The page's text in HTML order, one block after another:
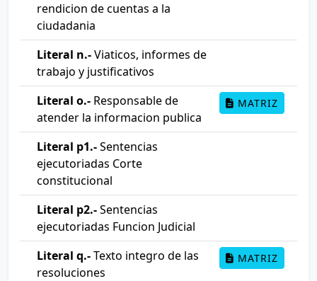
rendicion de cuentas a la
ciudadania
Literal n.-Viaticos, informes de
trabajo y justificativos
Literal o.- Responsable de
atender la informacion publica
MATRIZ
Literal p1.-Sentencias
ejecutoriadas Corte
constitucional
Literal p2.-Sentencias
ejecutoriadas Funcion Judicial
Literal q.-Texto integro de las
resoluciones
MATRIZ